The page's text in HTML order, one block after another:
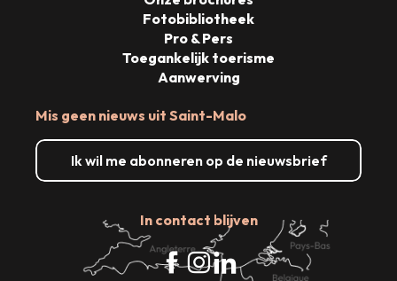
Mis geen nieuws uit Saint-Malo
Ik wil me abonneren op de nieuwsbrief
In contact blijven
Fotobibliotheek
Pro & Pers
Toegankelijk toerisme
Aanwerving